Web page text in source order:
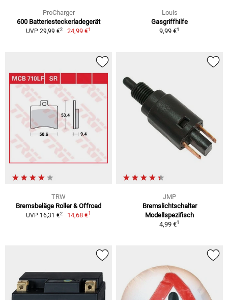
ProCharger
600 Batteriesteckerladegerät
UVP 29,99 €2 24,99 €1
Louis
Gasgriffhilfe
9,99 €1
TRW
Bremsbeläge Roller & Offroad
UVP 16,31 €2 14,68 €1
JMP
Bremslichtschalter
Modellspezifisch
4,99 €1